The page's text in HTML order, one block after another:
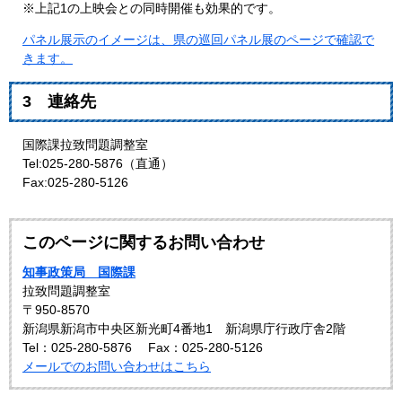
※上記1の上映会との同時開催も効果的です。
パネル展示のイメージは、県の巡回パネル展のページで確認で
きます。
3 連絡先
国際課拉致問題調整室
Tel:025-280-5876（直通）
Fax:025-280-5126
このページに関するお問い合わせ
知事政策局 国際課
拉致問題調整室
〒950-8570
新潟県新潟市中央区新光町4番地1 新潟県庁行政庁舎2階
Tel：025-280-5876
Fax：025-280-5126
メールでのお問い合わせはこちら